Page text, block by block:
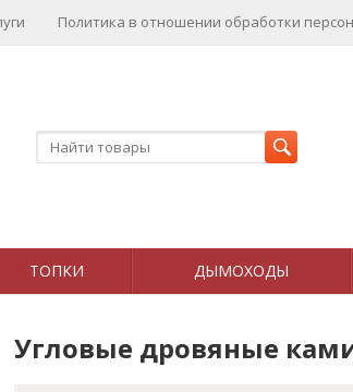
Политика в отношении обработки
ТОПКИ ДЫМОХОДЫ
Угловые дровяные